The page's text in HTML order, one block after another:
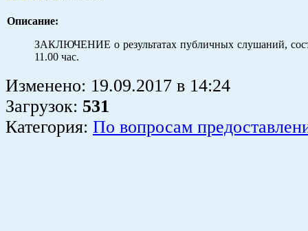
Описание:
ЗАКЛЮЧЕНИЕ о результатах публичных слушаний,
11.00 час.
Изменено: 19.09.2017 в 14:24
Загрузок: 531
Категория: По вопросам